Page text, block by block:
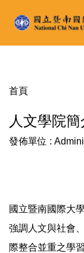
到
區
首頁
人文學院簡
發佈單位 :
國立暨南國際大
強調人文與社會
際整合並重之學